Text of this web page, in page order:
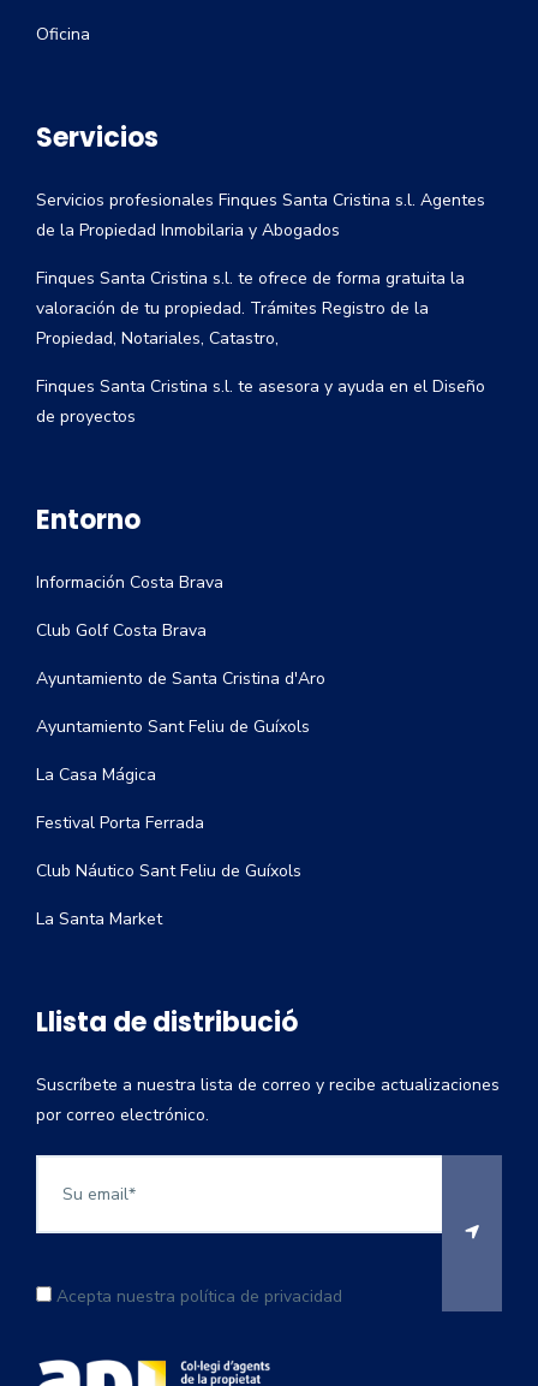
Oficina
Servicios
Servicios profesionales Finques Santa Cristina s.l. Agentes
de la Propiedad Inmobilaria y Abogados
Finques Santa Cristina s.l. te ofrece de forma gratuita la
valoración de tu propiedad. Trámites Registro de la
Propiedad, Notariales, Catastro,
Finques Santa Cristina s.l. te asesora y ayuda en el Diseño
de proyectos
Entorno
Información Costa Brava
Club Golf Costa Brava
Ayuntamiento de Santa Cristina d'Aro
Ayuntamiento Sant Feliu de Guíxols
La Casa Mágica
Festival Porta Ferrada
Club Náutico Sant Feliu de Guíxols
La Santa Market
Llista de distribució
Suscríbete a nuestra lista de correo y recibe actualizaciones
por correo electrónico.
Acepta nuestra política de privacidad